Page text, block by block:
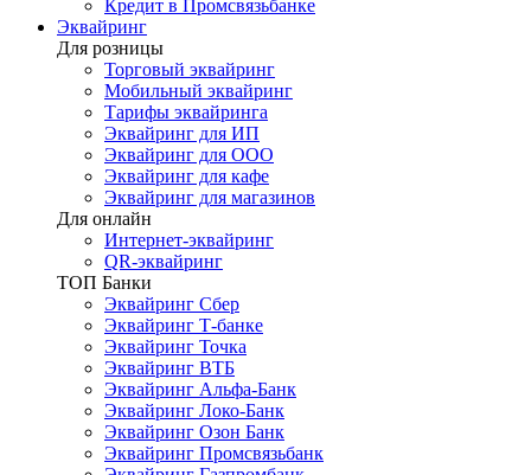
Кредит в Промсвязьбанке
Эквайринг
Для розницы
Торговый эквайринг
Мобильный эквайринг
Тарифы эквайринга
Эквайринг для ИП
Эквайринг для ООО
Эквайринг для кафе
Эквайринг для магазинов
Для онлайн
Интернет-эквайринг
QR-эквайринг
ТОП Банки
Эквайринг Сбер
Эквайринг Т-банке
Эквайринг Точка
Эквайринг ВТБ
Эквайринг Альфа-Банк
Эквайринг Локо-Банк
Эквайринг Озон Банк
Эквайринг Промсвязьбанк